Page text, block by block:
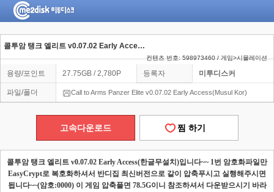
콜투암 탱크 엘리트 v0.07.02 Early Access(한글무설치)
컨텐츠 번호: 598973460 / 게임>시뮬레이션
용량/포인트 27.75GB / 2,780P 등록자 미투디스커
파일/폴더 Call to Arms Panzer Elite v0.07.02 Early Access(Musul Kor)
고속다운로드 찜 하기
콜투암 탱크 엘리트 v0.07.02 Early Access(한글무설치 )입니다~~ 1번 암호화파일만
EasyCrypt로 복호화하셔서 반디집 최신버전으로 같이 압축푸시고 실행해주시면
됩니다~~(암호:0000) 이 게임 압축풀면 78.5G이니 참조하셔서 다운받으시기 바라